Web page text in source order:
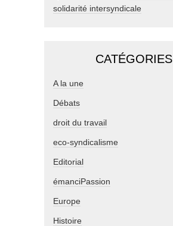
solidarité intersyndicale
CATÉGORIES
A la une
Débats
droit du travail
eco-syndicalisme
Editorial
émanciPassion
Europe
Histoire